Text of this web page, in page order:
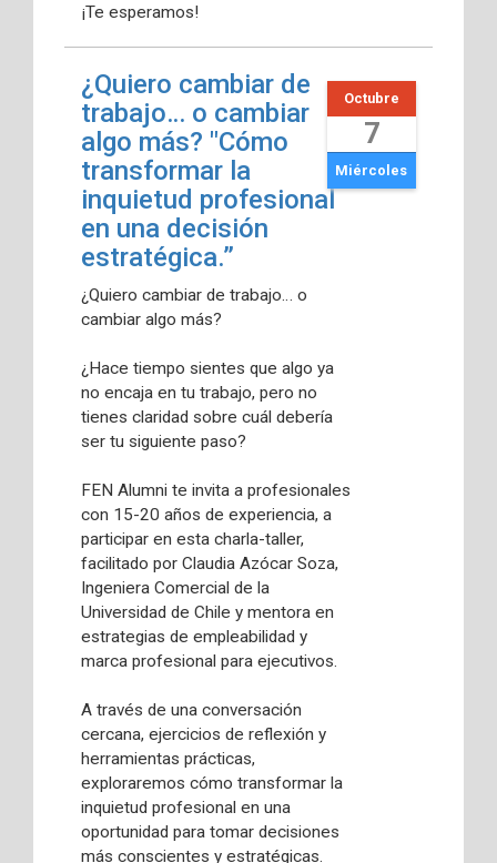
¡Te esperamos!
¿Quiero cambiar de
trabajo… o cambiar
algo más? "Cómo
transformar la
inquietud profesional
en una decisión
estratégica.”
¿Quiero cambiar de trabajo… o
cambiar algo más?
¿Hace tiempo sientes que algo ya
no encaja en tu trabajo, pero no
tienes claridad sobre cuál debería
ser tu siguiente paso?
FEN Alumni te invita a profesionales
con 15-20 años de experiencia, a
participar en esta charla-taller,
facilitado por Claudia Azócar Soza,
Ingeniera Comercial de la
Universidad de Chile y mentora en
estrategias de empleabilidad y
marca profesional para ejecutivos.
A través de una conversación
cercana, ejercicios de reflexión y
herramientas prácticas,
exploraremos cómo transformar la
inquietud profesional en una
oportunidad para tomar decisiones
más conscientes y estratégicas.
Octubre
7
Miércoles